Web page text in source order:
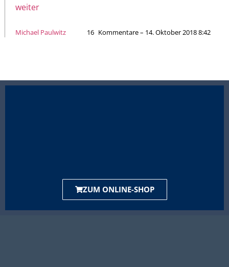
weiter
Michael Paulwitz 16 Kommentare – 14. Oktober 2018 8:42
ZUM ONLINE-SHOP